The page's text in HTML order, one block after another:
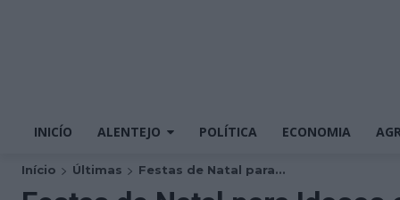
INICÍO ALENTEJO POLÍTICA ECONOMIA
Início Últimas Festas de Natal para...